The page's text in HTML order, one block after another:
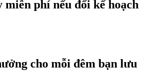
miễn phí nếu đổi kế hoạch
cho mỗi đêm bạn lưu